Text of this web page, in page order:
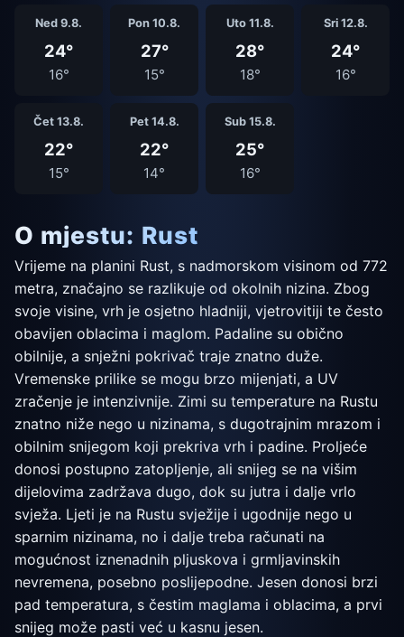
Ned 9.8.
24°
16°
Pon 10.8.
27°
15°
Uto 11.8.
28°
18°
Sri 12.8.
24°
16°
Čet 13.8.
22°
15°
Pet 14.8.
22°
14°
Sub 15.8.
25°
16°
O mjestu: Rust
Vrijeme na planini Rust, s nadmorskom visinom od 772
metra, značajno se razlikuje od okolnih nizina. Zbog
svoje visine, vrh je osjetno hladniji, vjetrovitiji te često
obavijen oblacima i maglom. Padaline su obično
obilnije, a snježni pokrivač traje znatno duže.
Vremenske prilike se mogu brzo mijenjati, a UV
zračenje je intenzivnije. Zimi su temperature na Rustu
znatno niže nego u nizinama, s dugotrajnim mrazom i
obilnim snijegom koji prekriva vrh i padine. Proljeće
donosi postupno zatopljenje, ali snijeg se na višim
dijelovima zadržava dugo, dok su jutra i dalje vrlo
svježa. Ljeti je na Rustu svježije i ugodnije nego u
sparnim nizinama, no i dalje treba računati na
mogućnost iznenadnih pljuskova i grmljavinskih
nevremena, posebno poslijepodne. Jesen donosi brzi
pad temperatura, s čestim maglama i oblacima, a prvi
snijeg može pasti već u kasnu jesen.